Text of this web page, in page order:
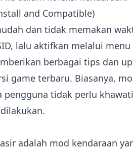
and Compatible)
dan tidak memakan
lalu aktifkan melalui
berbagai tips dan
game terbaru. Biasanya,
pengguna tidak perlu
adalah mod kendaraan